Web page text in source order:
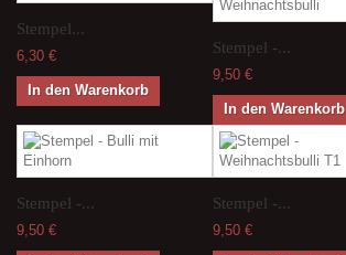
Stempel...
6,30 €
In den Warenkorb
Stempel -...
9,50 €
In den Warenkorb
Stempel -...
9,50 €
Stempel -...
9,50 €